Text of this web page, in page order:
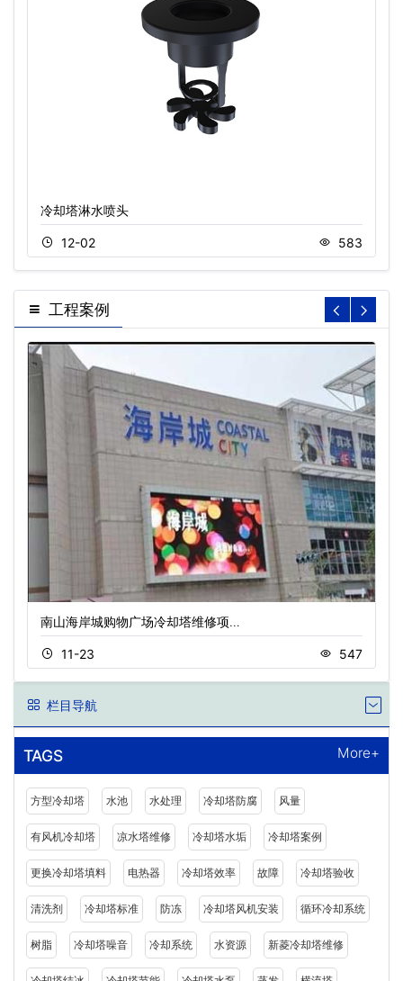
冷却塔淋水喷头
12-02 583
工程案例
南山海岸城购物广场冷却塔维修项…
11-23 547
栏目导航
TAGS More+
方型冷却塔 水池 水处理 冷却塔防腐 风量
有风机冷却塔 凉水塔维修 冷却塔水垢 冷却塔案例
更换冷却塔填料 电热器 冷却塔效率 故障 冷却塔验收
清洗剂 冷却塔标准 防冻 冷却塔风机安装 循环冷却系统
树脂 冷却塔噪音 冷却系统 水资源 新菱冷却塔维修